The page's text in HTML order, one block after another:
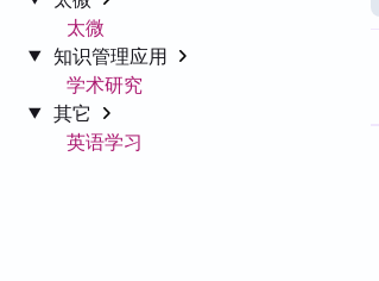
太微
知识管理应用
学术研究
其它
英语学习